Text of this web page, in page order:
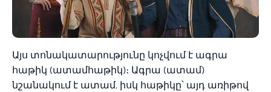
Այս տոնակատարությունը կոչվում է ագրա
հաթիկ (ատամհաթիկ)։ Ագրա (ատամ)
նշանակում է ատամ, իսկ հաթիկը՝ այդ առիթով